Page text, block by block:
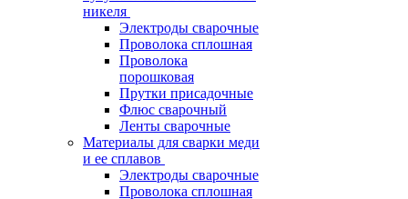
никеля
Электроды сварочные
Проволока сплошная
Проволока
порошковая
Прутки присадочные
Флюс сварочный
Ленты сварочные
Материалы для сварки меди
и ее сплавов
Электроды сварочные
Проволока сплошная